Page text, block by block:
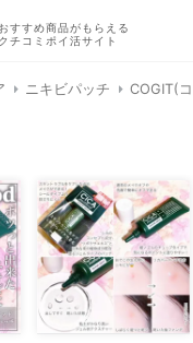
おすすめ商品がもらえる
クチコミポイ活サイト
ニキビパッチ COGIT(